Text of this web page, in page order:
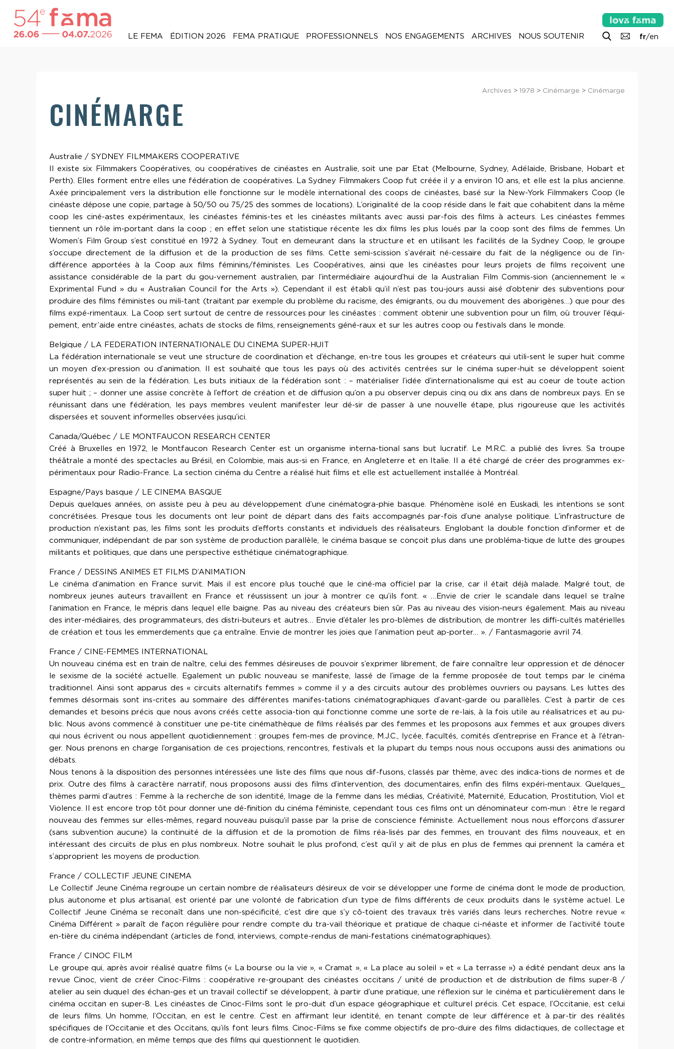
fr/en
LE FEMA ÉDITION 2026 FEMA PRATIQUE PROFESSIONNELS NOS ENGAGEMENTS ARCHIVES NOUS SOUTENIR
Archives > 1978 > Cinémarge > Cinémarge
CINÉMARGE
Australie / SYDNEY FILMMAKERS COOPERATIVE
Il existe six Filmmakers Coopératives, ou coopératives de cinéastes en Australie, soit une par Etat (Melbourne, Sydney, Adélaide, Brisbane, Hobart et
Perth). Elles forment entre elles une fédération de coopératives. La Sydney Filmmakers Coop fut créée il y a environ 10 ans, et elle est la plus ancienne.
Axée principalement vers la distribution elle fonctionne sur le modèle international des coops de cinéastes, basé sur la New-York Filmmakers Coop (le
cinéaste dépose une copie, partage à 50/50 ou 75/25 des sommes de locations). L’originalité de la coop réside dans le fait que cohabitent dans la même
coop les ciné-astes expérimentaux, les cinéastes féminis-tes et les cinéastes militants avec aussi par-fois des films à acteurs. Les cinéastes femmes
tiennent un rôle im-portant dans la coop ; en effet selon une statistique récente les dix films les plus loués par la coop sont des films de femmes. Un
Women’s Film Group s’est constitué en 1972 à Sydney. Tout en demeurant dans la structure et en utilisant les facilités de la Sydney Coop, le groupe
s’occupe directement de la diffusion et de la production de ses films. Cette semi-scission s’avérait né-cessaire du fait de la négligence ou de l’in-
différence apportées à la Coop aux films féminins/féministes. Les Coopératives, ainsi que les cinéastes pour leurs projets de films reçoivent une
assistance considérable de la part du gou-vernement australien, par l’intermédiaire aujourd’hui de la Australian Film Commis-sion (anciennement le «
Exprimental Fund » du « Australian Council for the Arts »). Cependant il est établi qu’il n’est pas tou-jours aussi aisé d’obtenir des subventions pour
produire des films féministes ou mili-tant (traitant par exemple du problème du racisme, des émigrants, ou du mouvement des aborigènes…) que pour des
films expé-rimentaux. La Coop sert surtout de centre de ressources pour les cinéastes : comment obtenir une subvention pour un film, où trouver l’équi-
pement, entr’aide entre cinéastes, achats de stocks de films, renseignements géné-raux et sur les autres coop ou festivals dans le monde.
Belgique / LA FEDERATION INTERNATIONALE DU CINEMA SUPER-HUIT
La fédération internationale se veut une structure de coordination et d’échange, en-tre tous les groupes et créateurs qui utili-sent le super huit comme
un moyen d’ex-pression ou d’animation. Il est souhaité que tous les pays où des activités centrées sur le cinéma super-huit se développent soient
représentés au sein de la fédération. Les buts initiaux de la fédération sont : – matérialiser l’idée d’internationalisme qui est au coeur de toute action
super huit ; – donner une assise concrète à l’effort de création et de diffusion qu’on a pu observer depuis cinq ou dix ans dans de nombreux pays. En se
réunissant dans une fédération, les pays membres veulent manifester leur dé-sir de passer à une nouvelle étape, plus rigoureuse que les activités
dispersées et souvent informelles observées jusqu’ici.
Canada/Québec / LE MONTFAUCON RESEARCH CENTER
Créé à Bruxelles en 1972, le Montfaucon Research Center est un organisme interna-tional sans but lucratif. Le M.R.C. a publié des livres. Sa troupe
théâtrale a monté des spectacles au Brésil, en Colombie, mais aus-si en France, en Angleterre et en Italie. Il a été chargé de créer des programmes ex-
périmentaux pour Radio-France. La section cinéma du Centre a réalisé huit films et elle est actuellement installée à Montréal.
Espagne/Pays basque / LE CINEMA BASQUE
Depuis quelques années, on assiste peu à peu au développement d’une cinématogra-phie basque. Phénomène isolé en Euskadi, les intentions se sont
concrétisées. Presque tous les documents ont leur point de départ dans des faits accompagnés par-fois d’une analyse politique. L’infrastructure de
production n’existant pas, les films sont les produits d’efforts constants et individuels des réalisateurs. Englobant la double fonction d’informer et de
communiquer, indépendant de par son système de production parallèle, le cinéma basque se conçoit plus dans une probléma-tique de lutte des groupes
militants et politiques, que dans une perspective esthétique cinématographique.
France / DESSINS ANIMES ET FILMS D’ANIMATION
Le cinéma d’animation en France survit. Mais il est encore plus touché que le ciné-ma officiel par la crise, car il était déjà malade. Malgré tout, de
nombreux jeunes auteurs travaillent en France et réussissent un jour à montrer ce qu’ils font. « …Envie de crier le scandale dans lequel se traîne
l’animation en France, le mépris dans lequel elle baigne. Pas au niveau des créateurs bien sûr. Pas au niveau des vision-neurs également. Mais au niveau
des inter-médiaires, des programmateurs, des distri-buteurs et autres… Envie d’étaler les pro-blèmes de distribution, de montrer les diffi-cultés matérielles
de création et tous les emmerdements que ça entraîne. Envie de montrer les joies que l’animation peut ap-porter… ». / Fantasmagorie avril 74.
France / CINE-FEMMES INTERNATIONAL
Un nouveau cinéma est en train de naître, celui des femmes désireuses de pouvoir s’exprimer librement, de faire connaître leur oppression et de dénocer
le sexisme de la société actuelle. Egalement un public nouveau se manifeste, lassé de l’image de la femme proposée de tout temps par le cinéma
traditionnel. Ainsi sont apparus des « circuits alternatifs femmes » comme il y a des circuits autour des problèmes ouvriers ou paysans. Les luttes des
femmes désormais sont ins-crites au sommaire des différentes manifes-tations cinématographiques d’avant-garde ou parallèles. C’est à partir de ces
demandes et besoins précis que nous avons créés cette associa-tion qui fonctionne comme une sorte de re-lais, à la fois utile au réalisatrices et au pu-
blic. Nous avons commencé à constituer une pe-tite cinémathèque de films réalisés par des femmes et les proposons aux femmes et aux groupes divers
qui nous écrivent ou nous appellent quotidiennement : groupes fem-mes de province, M.J.C., lycée, facultés, comités d’entreprise en France et à l’étran-
ger. Nous prenons en charge l’organisation de ces projections, rencontres, festivals et la plupart du temps nous nous occupons aussi des animations ou
débats.
Nous tenons à la disposition des personnes intéressées une liste des films que nous dif-fusons, classés par thème, avec des indica-tions de normes et de
prix. Outre des films à caractère narratif, nous proposons aussi des films d’intervention, des documentaires, enfin des films expéri-mentaux. Quelques_
thèmes parmi d’autres : Femme à la recherche de son identité, Image de la femme dans les médias, Créativité, Maternité, Education, Prostitution, Viol et
Violence. Il est encore trop tôt pour donner une dé-finition du cinéma féministe, cependant tous ces films ont un dénominateur com-mun : être le regard
nouveau des femmes sur elles-mêmes, regard nouveau puisqu’il passe par la prise de conscience féministe. Actuellement nous nous efforçons d’assurer
(sans subvention aucune) la continuité de la diffusion et de la promotion de films réa-lisés par des femmes, en trouvant des films nouveaux, et en
intéressant des circuits de plus en plus nombreux. Notre souhait le plus profond, c’est qu’il y ait de plus en plus de femmes qui prennent la caméra et
s’approprient les moyens de production.
France / COLLECTIF JEUNE CINEMA
Le Collectif Jeune Cinéma regroupe un certain nombre de réalisateurs désireux de voir se développer une forme de cinéma dont le mode de production,
plus autonome et plus artisanal, est orienté par une volonté de fabrication d’un type de films différents de ceux produits dans le système actuel. Le
Collectif Jeune Cinéma se reconaît dans une non-spécificité, c’est dire que s’y cô-toient des travaux très variés dans leurs recherches. Notre revue «
Cinéma Différent » paraît de façon régulière pour rendre compte du tra-vail théorique et pratique de chaque ci-néaste et informer de l’activité toute
en-tière du cinéma indépendant (articles de fond, interviews, compte-rendus de mani-festations cinématographiques).
France / CINOC FILM
Le groupe qui, après avoir réalisé quatre films (« La bourse ou la vie », « Cramat », « La place au soleil » et « La terrasse ») a édité pendant deux ans la
revue Cinoc, vient de créer Cinoc-Films : coopérative re-groupant des cinéastes occitans / unité de production et de distribution de films super-8 /
atelier au sein duquel des échan-ges et un travail collectif se développent, à partir d’une pratique, une réflexion sur le cinéma et particulièrement dans le
cinéma occitan en super-8. Les cinéastes de Cinoc-Films sont le pro-duit d’un espace géographique et culturel précis. Cet espace, l’Occitanie, est celui
de leurs films. Un homme, l’Occitan, en est le centre. C’est en affirmant leur identité, en tenant compte de leur différence et à par-tir des réalités
spécifiques de l’Occitanie et des Occitans, qu’ils font leurs films. Cinoc-Films se fixe comme objectifs de pro-duire des films didactiques, de collectage et
de contre-information, en même temps que des films qui questionnent le quotidien.